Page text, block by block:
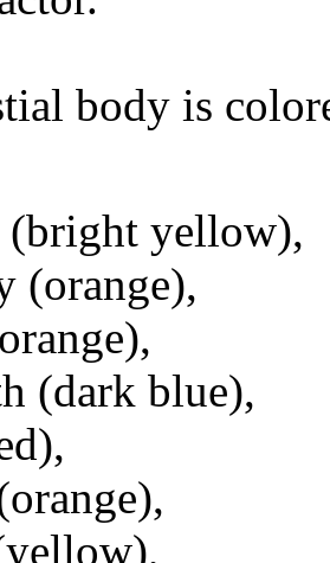
body is
(bright yellow),
(orange),
(dark blue),